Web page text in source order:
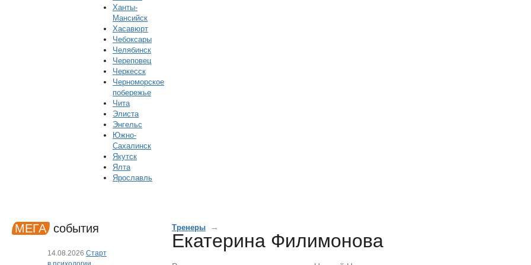
Ханты-
Мансийск
Хасавюрт
Чебоксары
Челябинск
Череповец
Черкесск
Черноморское
побережье
Чита
Элиста
Энгельс
Южно-
Сахалинск
Якутск
Ялта
Ярославль
Тренеры →
Екатерина Филимонова
МЕГА события
14.08.2026 Старт